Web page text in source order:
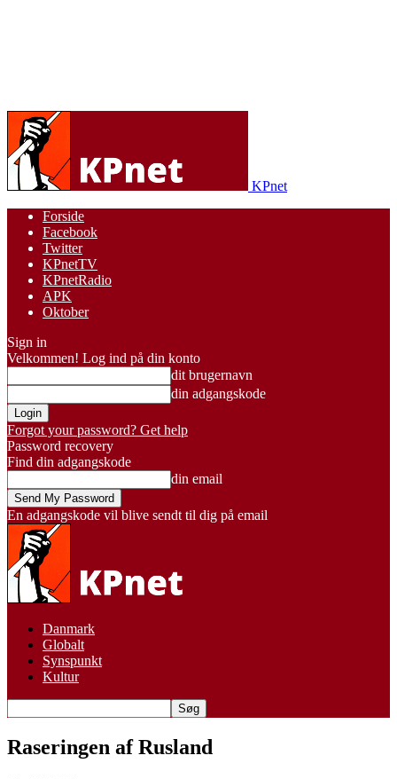
KPnet
Forside
Facebook
Twitter
KPnetTV
KPnetRadio
APK
Oktober
Sign in
Velkommen! Log ind på din konto
dit brugernavn
din adgangskode
Forgot your password? Get help
Password recovery
Find din adgangskode
din email
En adgangskode vil blive sendt til dig på email
Danmark
Globalt
Synspunkt
Kultur
Raseringen af Rusland